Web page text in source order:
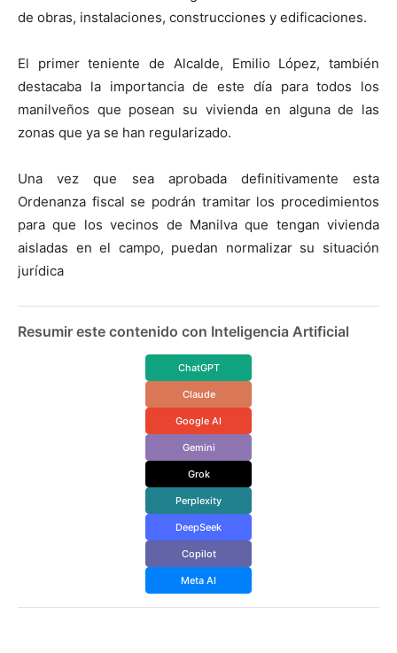
de obras, instalaciones, construcciones y edificaciones.
El primer teniente de Alcalde, Emilio López, también
destacaba la importancia de este día para todos los
manilveños que posean su vivienda en alguna de las
zonas que ya se han regularizado.
Una vez que sea aprobada definitivamente esta
Ordenanza fiscal se podrán tramitar los procedimientos
para que los vecinos de Manilva que tengan vivienda
aisladas en el campo, puedan normalizar su situación
jurídica
Resumir este contenido con Inteligencia Artificial
ChatGPT
Claude
Google AI
Gemini
Grok
Perplexity
DeepSeek
Copilot
Meta AI